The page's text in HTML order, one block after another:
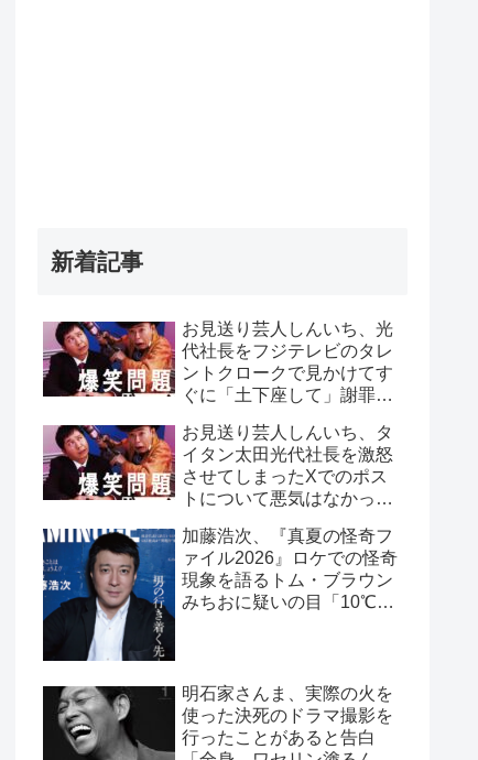
新着記事
お見送り芸人しんいち、光
代社長をフジテレビのタレ
ントクロークで見かけてす
ぐに「土下座して」謝罪を
て、土下座してました
(笑)」
お見送り芸人しんいち、タ
イタン太田光代社長を激怒
させてしまったXでのポス
トについて悪気はなかった
全く分かりませんでした」
加藤浩次、『真夏の怪奇フ
ァイル2026』ロケでの怪奇
現象を語るトム・ブラウン
みちおに疑いの目「10℃っ
明石家さんま、実際の火を
使った決死のドラマ撮影を
行ったことがあると告白